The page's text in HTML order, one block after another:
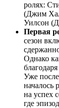
ролях:
(Джим
Уилсон
Первая
сезон
Однако
Уже
началось
на успех
где